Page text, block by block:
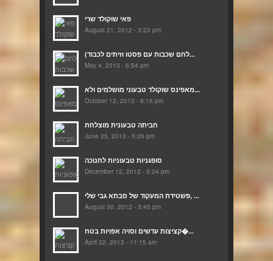
פאי שוקולד שרי
August 21, 2012 - 3:23 pm
(לחם שכבות עם פסטו וזיתים לכבוד...
May 4, 2013 - 6:54 pm
מאפינס שוקולד טבעוני מושלמים ולא...
October 12, 2012 - 8:16 pm
חביתה טבעונית מוצלחת
June 25, 2013 - 5:26 pm
סופגניות טבעוניות לחנוכה
December 12, 2012 - 5:24 pm
פשטידת המעקוד של סבתא גבי שלי, ...
August 30, 2012 - 3:45 pm
קציצות עדשים וסויה אפויות בטח�...
April 22, 2013 - 11:15 am